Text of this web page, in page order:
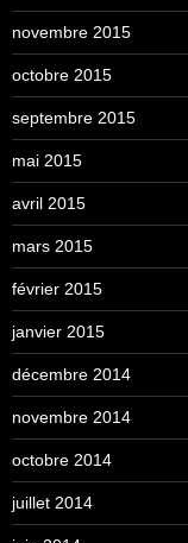
novembre 2015
octobre 2015
septembre 2015
mai 2015
avril 2015
mars 2015
février 2015
janvier 2015
décembre 2014
novembre 2014
octobre 2014
juillet 2014